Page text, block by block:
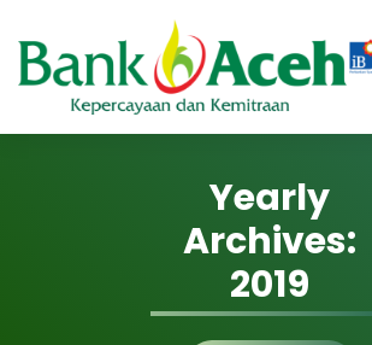
to
Content
Yearly
Archives:
2019